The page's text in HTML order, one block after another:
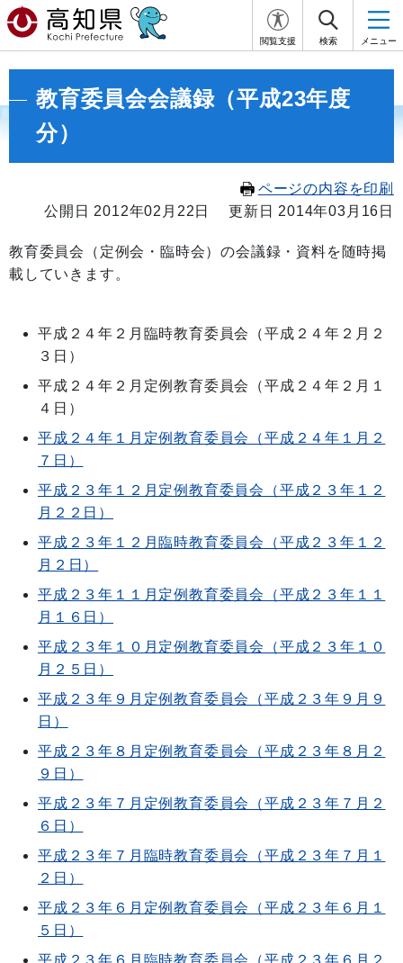
閲覧支援 検索 メニュー
教育委員会会議録（平成23年度
分）
ページの内容を印刷
公開日 2012年02月22日
更新日 2014年03月16日
教育委員会（定例会・臨時会）の会議録・資料を随時掲
載していきます。
平成２４年２月臨時教育委員会（平成２４年２月２
３日）
平成２４年２月定例教育委員会（平成２４年２月１
４日）
平成２４年１月定例教育委員会（平成２４年１月２
７日）
平成２３年１２月定例教育委員会（平成２３年１２
月２２日）
平成２３年１２月臨時教育委員会（平成２３年１２
月２日）
平成２３年１１月定例教育委員会（平成２３年１１
月１６日）
平成２３年１０月定例教育委員会（平成２３年１０
月２５日）
平成２３年９月定例教育委員会（平成２３年９月９
日）
平成２３年８月定例教育委員会（平成２３年８月２
９日）
平成２３年７月定例教育委員会（平成２３年７月２
６日）
平成２３年７月臨時教育委員会（平成２３年７月１
２日）
平成２３年６月定例教育委員会（平成２３年６月１
５日）
平成２３年６月臨時教育委員会（平成２３年６月２